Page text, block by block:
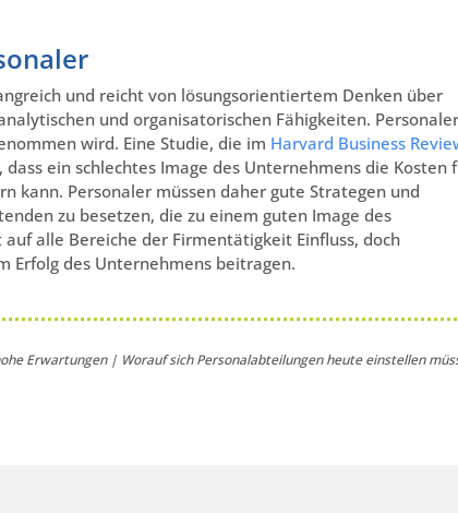
und reicht von lösungsorientiertem Denken über
und organisatorischen Fähigkeiten. Personaler
wird. Eine Studie, die im Harvard Business
ein schlechtes Image des Unternehmens die Kosten
kann. Personaler müssen daher gute Strategen und
zu besetzen, die zu einem guten Image des
alle Bereiche der Firmentätigkeit Einfluss, doch
Erfolg des Unternehmens beitragen.
Erwartungen | Worauf sich Personalabteilungen heute einstellen